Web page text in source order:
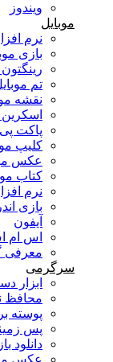
ویندوز
موبایل
نرم
بازی
تم
نقشه
پاکت
کلیپ
عکس
کتاب
نرم
بازی
آیفون
اس ام
معرفی
سرگرمی
ابزار
محافظ
پوسته
پس
دانلود
عکس